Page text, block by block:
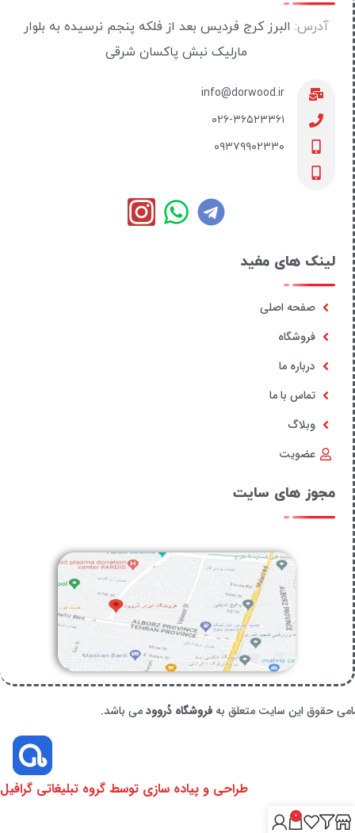
آدرس: البرز کرج فردیس بعد از فلکه پنجم نرسیده به بلوار
مارلیک نبش پاکسان شرقی
info@dorwood.ir
۰۲۶-۳۶۵۲۳۳۶۱
۰۹۳۷۹۹۰۲۳۳۰
لینک های مفید
صفحه اصلی
فروشگاه
درباره ما
تماس با ما
وبلاگ
عضویت
مجوز های سایت
حقوق این سایت متعلق به فروشگاه دُروودمی باشد.
طراحی و پیاده سازی توسط گروه تبلیغاتی گرافیل
0